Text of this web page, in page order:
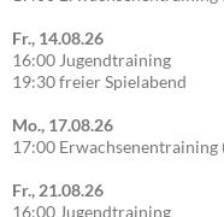
Fr., 14.08.26
16:00 Jugendtraining
19:30 freier Spielabend
Mo., 17.08.26
17:00 Erwachsenentraining
Fr., 21.08.26
16:00 Jugendtraining